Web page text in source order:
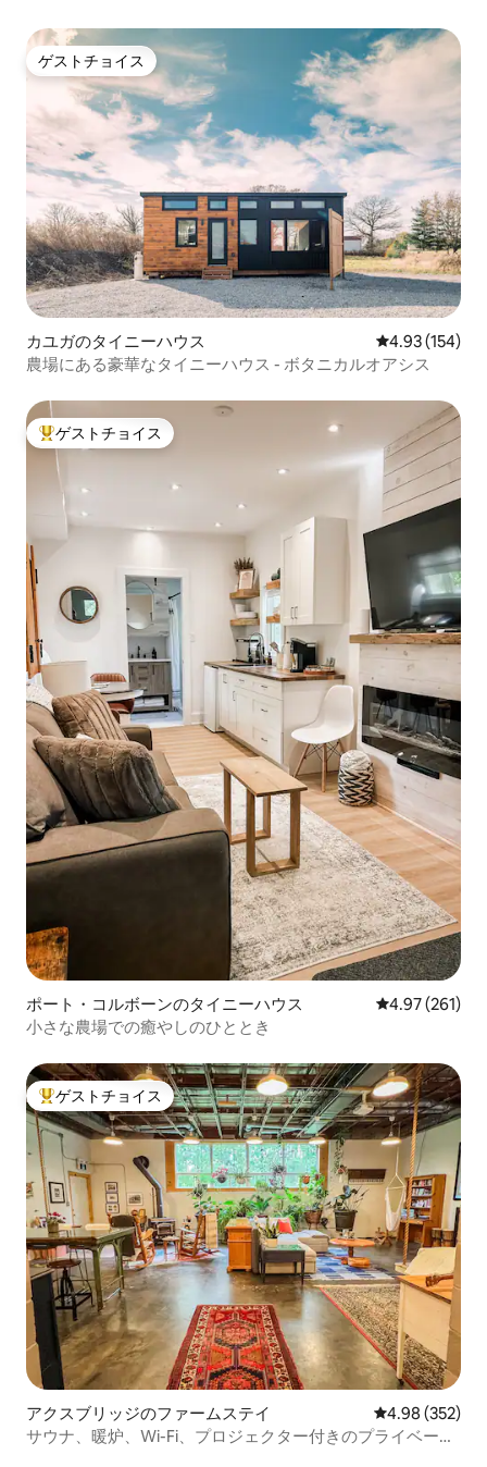
ゲストチョイス
ゲストチョイス
カユガのタイニーハウス レビュー154
4.93 (154)
農場にある豪華なタイニーハウス - ボタニカルオアシス
大好評のゲストチョイスです。
ゲストチョイス
ポート・コルボーンのタイニーハウス レビュー261
4.97 (261)
小さな農場での癒やしのひととき
大好評のゲストチョイスです。
ゲストチョイス
アクスブリッジのファームステイ レビュー352
4.98 (352)
サウナ、暖炉、Wi-Fi、プロジェクター付きのプライベート